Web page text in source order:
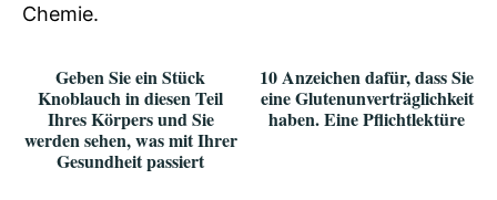
Chemie.
Geben Sie ein Stück
Knoblauch in diesen Teil
Ihres Körpers und Sie
werden sehen, was mit Ihrer
Gesundheit passiert
10 Anzeichen dafür, dass Sie
eine Glutenunverträglichkeit
haben. Eine Pflichtlektüre